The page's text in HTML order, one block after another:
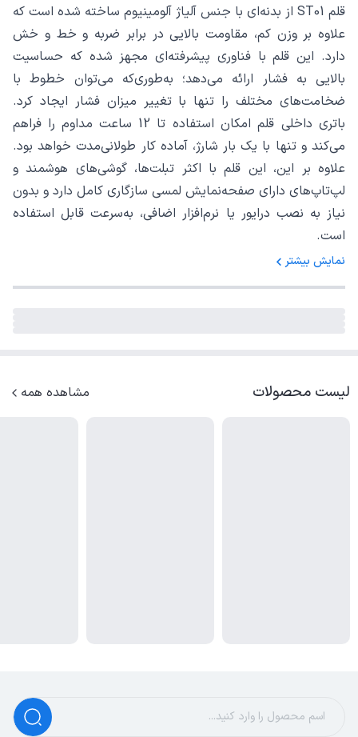
قلم ST01 از بدنه‌ای با جنس آلیاژ آلومینیوم ساخته شده است که
علاوه بر وزن کم، مقاومت بالایی در برابر ضربه و خط و خش
دارد. این قلم با فناوری پیشرفته‌ای مجهز شده که حساسیت
بالایی به فشار ارائه می‌دهد؛ به‌طوری‌که می‌توان خطوط با
ضخامت‌های مختلف را تنها با تغییر میزان فشار ایجاد کرد.
باتری داخلی قلم امکان استفاده تا 12 ساعت مداوم را فراهم
می‌کند و تنها با یک بار شارژ، آماده کار طولانی‌مدت خواهد بود.
علاوه بر این، این قلم با اکثر تبلت‌ها، گوشی‌های هوشمند و
لپ‌تاپ‌های دارای صفحه‌نمایش لمسی سازگاری کامل دارد و بدون
نیاز به نصب درایور یا نرم‌افزار اضافی، به‌سرعت قابل استفاده
است.
نمایش بیشتر
لیست محصولات مشاهده همه